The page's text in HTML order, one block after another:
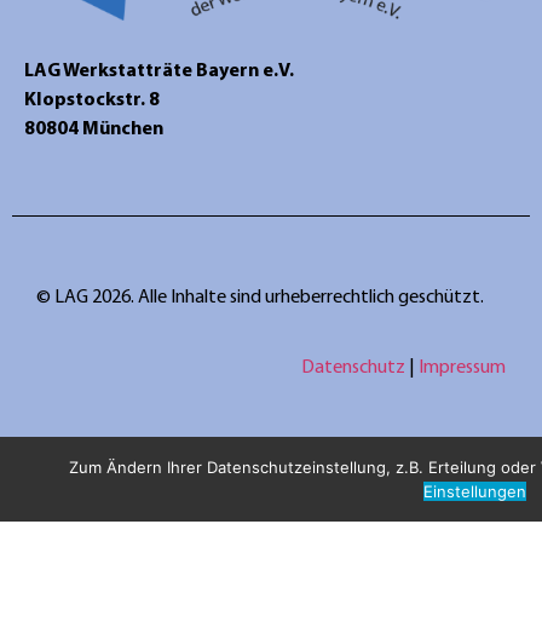
LAG Werkstatträte Bayern e.V.
Klopstockstr. 8
80804 München
© LAG 2026. Alle Inhalte sind urheberrechtlich geschützt.
Datenschutz Impressum
Zum Ändern Ihrer Datenschutzeinstellung, z.B. Erteilung
Einstellungen